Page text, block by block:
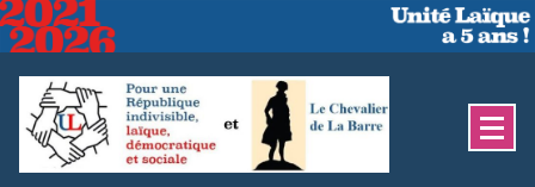
Aller
au
contenu